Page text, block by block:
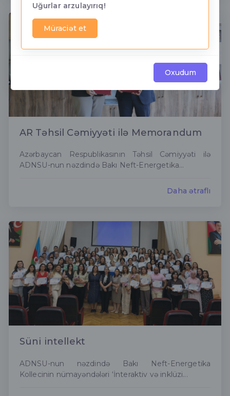
AR Təhsil Cəmiyyəti ilə Memorandum
Azərbaycan Respublikasının Təhsil Cəmiyyəti ilə
ADNSU-nun nəzdində Bakı Neft-Energetika...
Daha ətraflı
Süni intellekt
ADNSU-nun nəzdində Bakı Neft-Energetika
Kollecinin nümayəndələri ‘İnteraktiv və inklüzi...
Uğurlar arzulayırıq!
Müraciət et
Oxudum